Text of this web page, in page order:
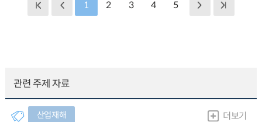
1 2 3 4 5
관련 주제 자료
산업재해 더보기